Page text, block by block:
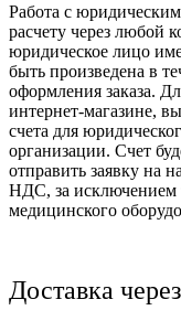
Работа с
расчету через любой
юридическое лицо
быть произведена в
оформления заказа.
интернет-магазине,
счета для
организации. Счет
отправить заявку на
НДС, за исключением
медицинского
Доставка